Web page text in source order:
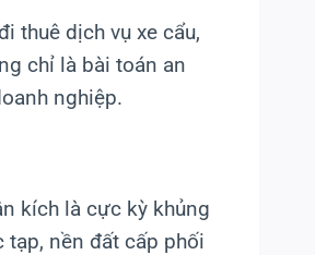
thuê dịch vụ xe cẩu,
chỉ là bài toán an
nghiệp.
kích là cực kỳ khủng
nền đất cấp phối